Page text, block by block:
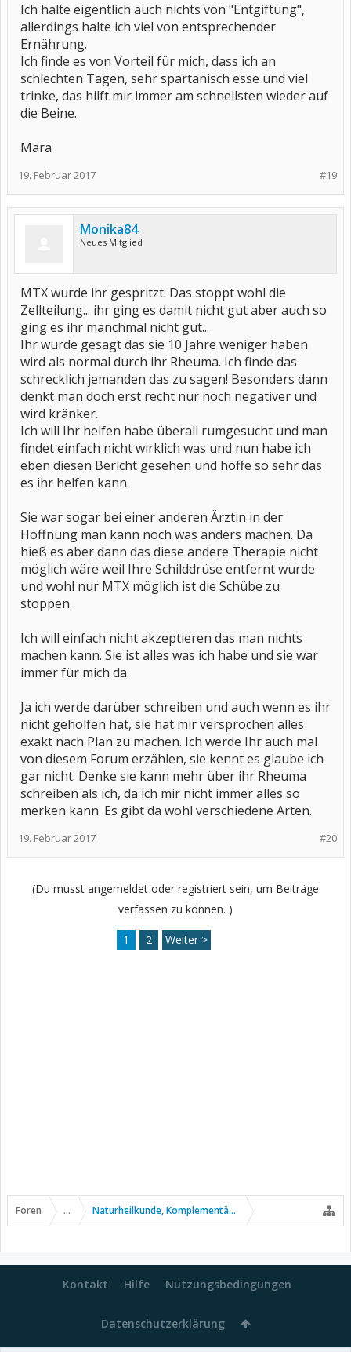
Ich halte eigentlich auch nichts von "Entgiftung",
allerdings halte ich viel von entsprechender
Ernährung.
Ich finde es von Vorteil für mich, dass ich an
schlechten Tagen, sehr spartanisch esse und viel
trinke, das hilft mir immer am schnellsten wieder auf
die Beine.
Mara
#19
19. Februar 2017
Monika84
Neues Mitglied
MTX wurde ihr gespritzt. Das stoppt wohl die
Zellteilung... ihr ging es damit nicht gut aber auch so
ging es ihr manchmal nicht gut...
Ihr wurde gesagt das sie 10 Jahre weniger haben
wird als normal durch ihr Rheuma. Ich finde das
schrecklich jemanden das zu sagen! Besonders dann
denkt man doch erst recht nur noch negativer und
wird kränker.
Ich will Ihr helfen habe überall rumgesucht und man
findet einfach nicht wirklich was und nun habe ich
eben diesen Bericht gesehen und hoffe so sehr das
es ihr helfen kann.
Sie war sogar bei einer anderen Ärztin in der
Hoffnung man kann noch was anders machen. Da
hieß es aber dann das diese andere Therapie nicht
möglich wäre weil Ihre Schilddrüse entfernt wurde
und wohl nur MTX möglich ist die Schübe zu
stoppen.
Ich will einfach nicht akzeptieren das man nichts
machen kann. Sie ist alles was ich habe und sie war
immer für mich da.
Ja ich werde darüber schreiben und auch wenn es ihr
nicht geholfen hat, sie hat mir versprochen alles
exakt nach Plan zu machen. Ich werde Ihr auch mal
von diesem Forum erzählen, sie kennt es glaube ich
gar nicht. Denke sie kann mehr über ihr Rheuma
schreiben als ich, da ich mir nicht immer alles so
merken kann. Es gibt da wohl verschiedene Arten.
#20
19. Februar 2017
(Du musst angemeldet oder registriert sein, um Beiträge
verfassen zu können. )
1 2 Weiter >
Foren ... Naturheilkunde, Komplementär- u. Alternativmedizin
Kontakt Hilfe Nutzungsbedingungen
Datenschutzerklärung